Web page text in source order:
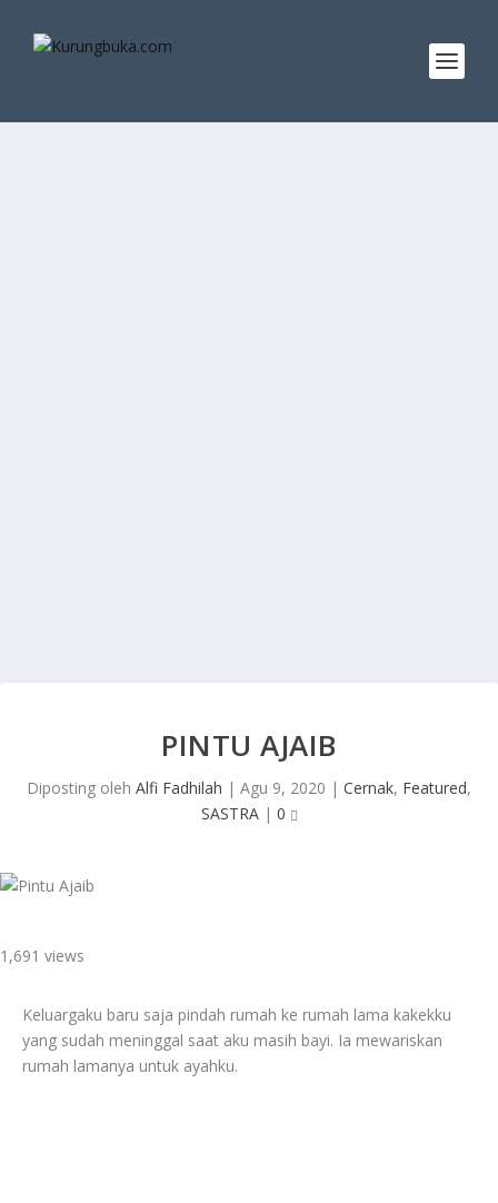
PINTU AJAIB
Diposting oleh Alfi Fadhilah | Agu 9, 2020 | Cernak, Featured,
SASTRA| 0
1,691 views
Keluargaku baru saja pindah rumah ke rumah lama kakekku
yang sudah meninggal saat aku masih bayi. Ia mewariskan
rumah lamanya untuk ayahku.